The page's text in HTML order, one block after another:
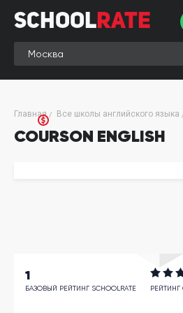
School
Rate
Рейтинг
Online-
рейтинг
английского
SchoolRate
Главная Все школы английского языка
COURSON ENGLISH
1
БАЗОВЫЙ РЕЙТИНГ SCHOOLRATE РЕЙТИНГ